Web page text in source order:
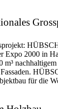
Expo 2000 in
m³
für die